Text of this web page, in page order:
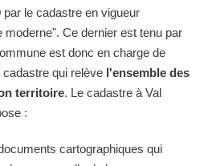
le cadastre en vigueur
Ce dernier est tenu par
est donc en charge de
qui relève l'ensemble des
territoire. Le cadastre à Val
:
cartographiques qui